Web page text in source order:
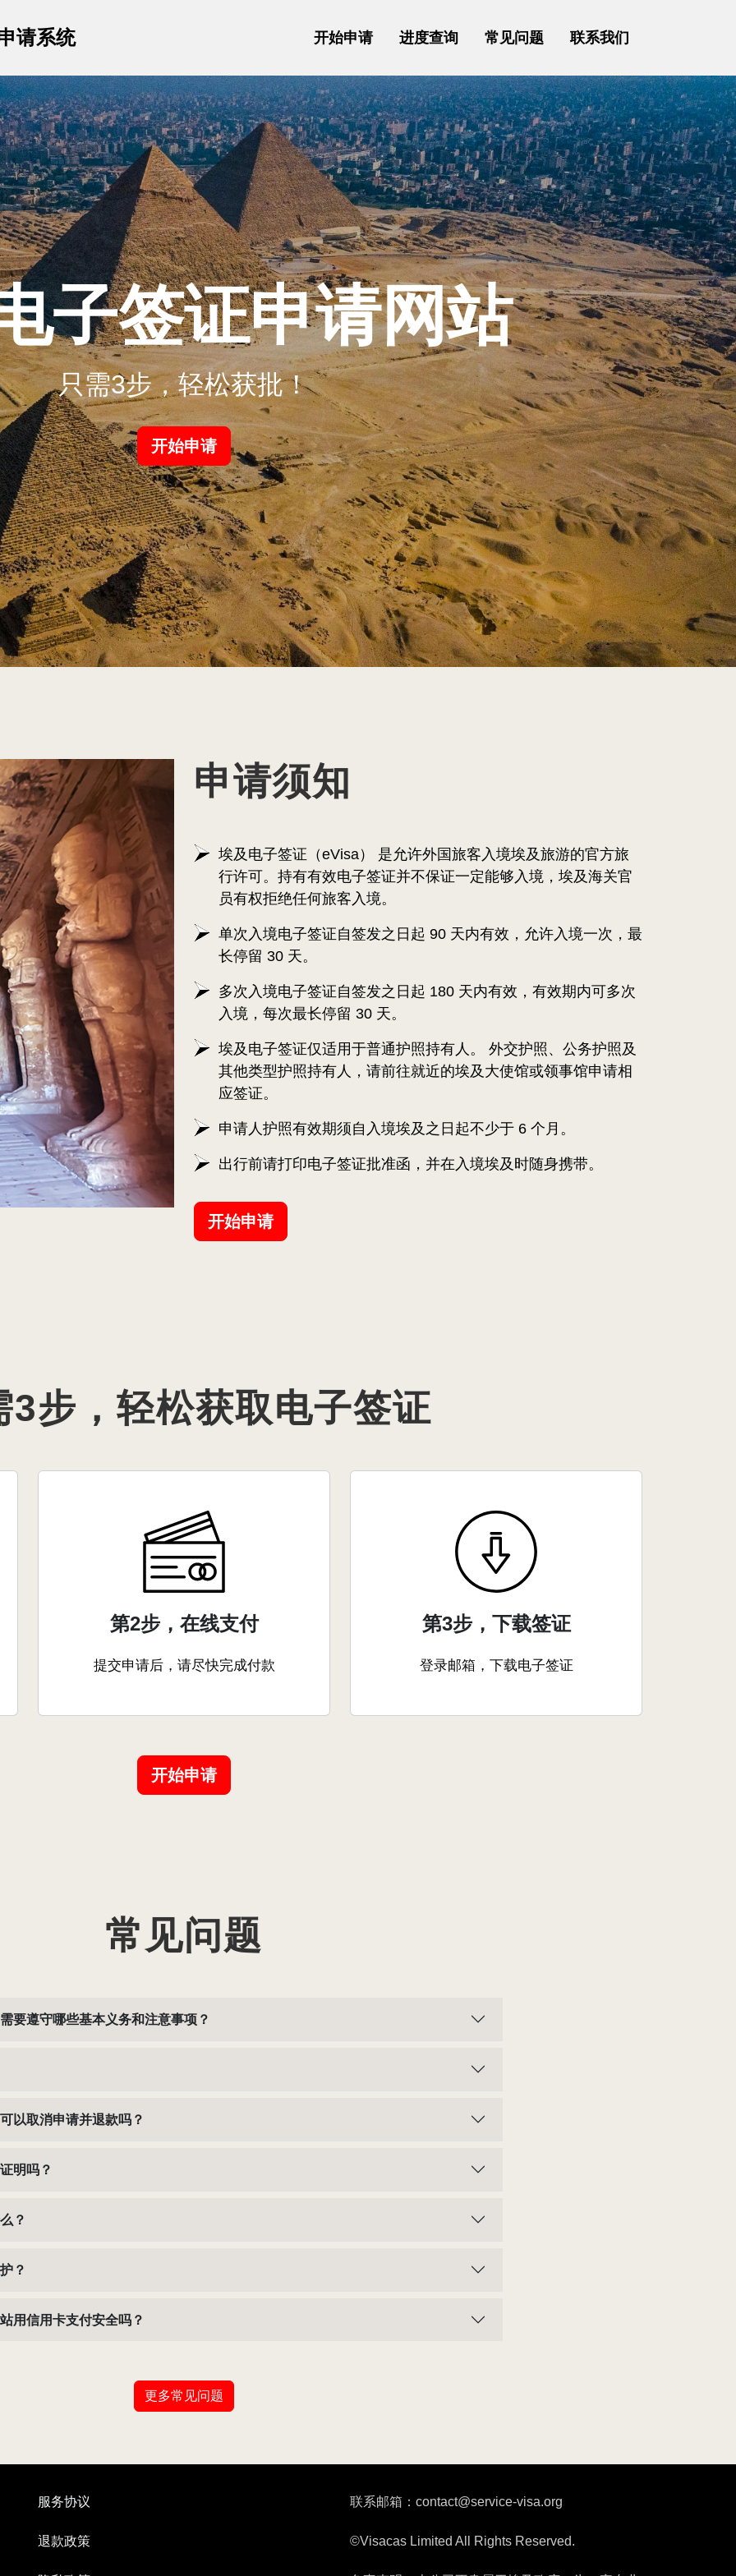
请系统 开始申请 进度查询 常见问题 联系我们
子签证申请网站
只需3步，轻松获批！
开始申请
申请须知
埃及电子签证（eVisa） 是允许外国旅客入境埃及旅游的官方旅
行许可。持有有效电子签证并不保证一定能够入境，埃及海关官
员有权拒绝任何旅客入境。
单次入境电子签证自签发之日起 90 天内有效，允许入境一次，最
长停留 30 天。
多次入境电子签证自签发之日起 180 天内有效，有效期内可多次
入境，每次最长停留 30 天。
埃及电子签证仅适用于普通护照持有人。 外交护照、公务护照及
其他类型护照持有人，请前往就近的埃及大使馆或领事馆申请相
应签证。
申请人护照有效期须自入境埃及之日起不少于 6 个月。
出行前请打印电子签证批准函，并在入境埃及时随身携带。
开始申请
3步，轻松获取电子签证
第2步，在线支付
提交申请后，请尽快完成付款
第3步，下载签证
登录邮箱，下载电子签证
开始申请
常见问题
要遵守哪些基本义务和注意事项？
以取消申请并退款吗？
明吗？
？
？
用信用卡支付安全吗？
更多常见问题
服务协议
退款政策
联系邮箱：contact@service-visa.org
©Visacas Limited All Rights Reserved.